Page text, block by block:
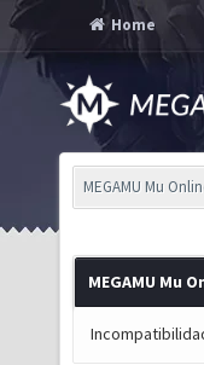
Home
MEGAMU Mu
MEGAMU Mu